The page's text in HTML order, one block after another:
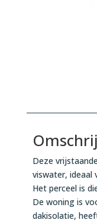
Deze
viswater, ideaal
Het perceel is
De woning is
dakisolatie,